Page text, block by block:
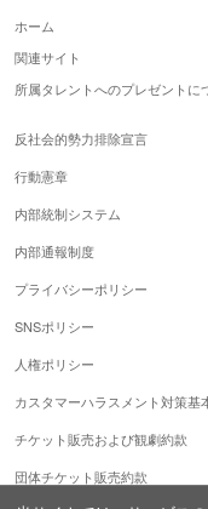
ホーム
関連サイト
所属タレントへのプレゼントに
反社会的勢力排除宣言
行動憲章
内部統制システム
内部通報制度
プライバシーポリシー
SNSポリシー
人権ポリシー
カスタマーハラスメント対策基
チケット販売および観劇約款
団体チケット販売約款